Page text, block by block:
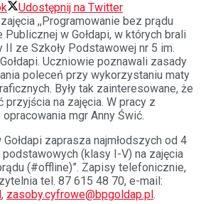
Udostępnij na Twitter
,,Programowanie bez prądu
Publicznej w Gołdapi, w których brali
II ze Szkoły Podstawowej nr 5 im.
Uczniowie poznawali zasady
poleceń przy wykorzystaniu maty
Były tak zainteresowane, że
przyjścia na zajęcia. W pracy z
mgr Anny Świć.
zaprasza najmłodszych od 4
(klasy I-V) na zajęcia
(#offline)”. Zapisy telefonicznie,
tel. 87 615 48 70, e-mail:
, zasoby.cyfrowe@bpgoldap.pl.